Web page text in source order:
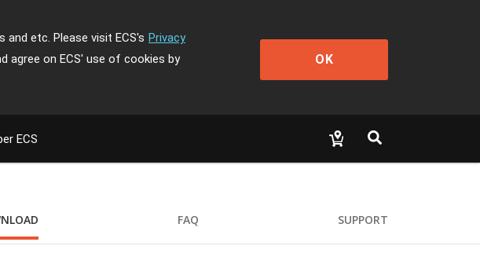
etc. Please visit ECS's Privacy
agree on ECS' use of cookies by
OK
ECS
FAQ SUPPORT